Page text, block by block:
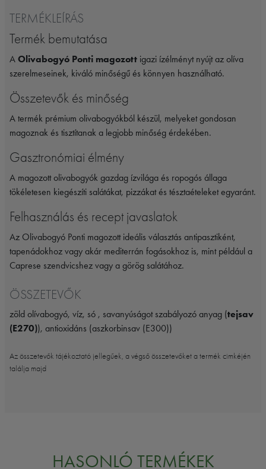
TERMÉKLEÍRÁS
Termék bemutatása
A Olivabogyó Ponti magozott igazi ízélményt nyújt az olíva
szerelmeseinek, kiváló minőségű és könnyen használható.
Összetevők és minőség
A termék prémium olivabogyókból készül, melyeket gondosan
magoznak és tisztítanak a legjobb minőség érdekében.
Gasztronómiai élmény
A magozott olivabogyók gazdag ízvilága és ropogós állaga
tökéletesen kiegészíti salátákat, pizzákat és tésztaételeket egyaránt.
Felhasználás és recept javaslatok
Az Olivabogyó Ponti magozott ideális választás antipasztiként,
tapenádokhoz vagy akár mediterrán fogásokhoz is, mint például a
Caprese szendvicshez vagy a görög salátához.
ÖSSZETEVŐK
zöld olívabogyó, víz, só , savanyúságot szabályozó anyag (tejsav
(E270)), antioxidáns (aszkorbinsav (E300))
Az összetevők tájékoztató jellegűek, a végső összetevőket a termék cimkéjén
találja majd
HASONLÓ TERMÉKEK